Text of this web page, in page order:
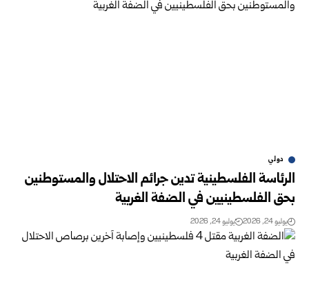
دولي
الرئاسة الفلسطينية تدين جرائم الاحتلال والمستوطنين
بحق الفلسطينيين في الضفة الغربية
يوليو 24, 2026 يوليو 24, 2026